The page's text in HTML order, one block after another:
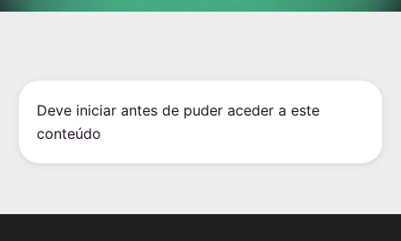
Deve iniciar antes de puder aceder a este
conteúdo